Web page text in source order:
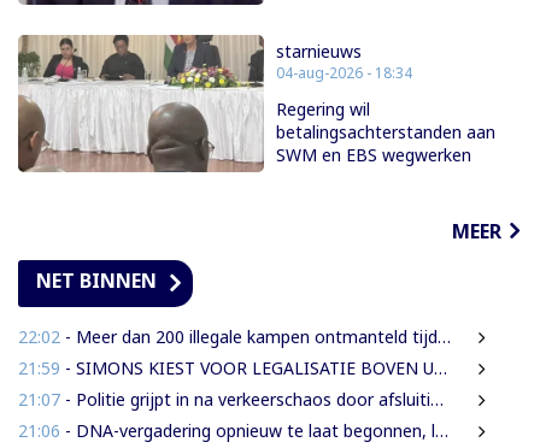
starnieuws
04-aug-2026 - 18:34
Regering wil
betalingsachterstanden aan
SWM en EBS wegwerken
MEER
NET BINNEN
22:02 - Meer dan 200 illegale kampen ontmanteld tijdens operatie bij Moeroekreek
21:59 - SIMONS KIEST VOOR LEGALISATIE BOVEN UITZETTING VAN LANGDURIG VERBLIJVENDE VREEMDELINGEN
21:07 - Politie grijpt in na verkeerschaos door afsluiting Domineestraat
21:06 - DNA-vergadering opnieuw te laat begonnen, leden eisen aanpak laatkomers